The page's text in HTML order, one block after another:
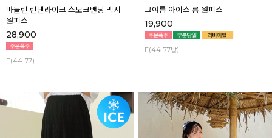
마들린 린넨라이크 스모크밴딩 맥시
원피스
28,900
F(44-77)
그여름 아이스 롱 원피스
19,900
F(44-77반)